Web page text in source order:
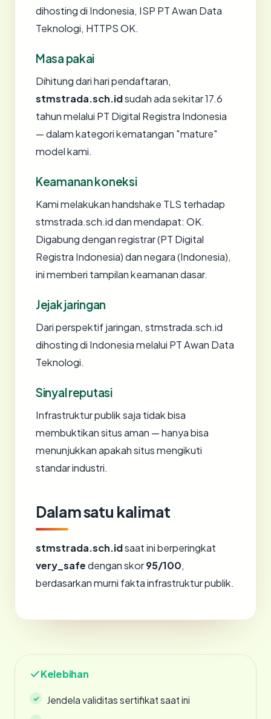
dihosting di Indonesia, ISP PT Awan Data
Teknologi, HTTPS OK.
Masa pakai
Dihitung dari hari pendaftaran,
stmstrada.sch.idsudah ada sekitar 17.6
tahun melalui PT Digital Registra Indonesia
— dalam kategori kematangan "mature"
model kami.
Keamanan koneksi
Kami melakukan handshake TLS terhadap
stmstrada.sch.id dan mendapat: OK.
Digabung dengan registrar (PT Digital
Registra Indonesia) dan negara (Indonesia),
ini memberi tampilan keamanan dasar.
Jejak jaringan
Dari perspektif jaringan, stmstrada.sch.id
dihosting di Indonesia melalui PT Awan Data
Teknologi.
Sinyal reputasi
Infrastruktur publik saja tidak bisa
membuktikan situs aman — hanya bisa
menunjukkan apakah situs mengikuti
standar industri.
Dalam satu kalimat
stmstrada.sch.idsaat ini berperingkat
very_safedengan skor95/100,
berdasarkan murni fakta infrastruktur publik.
Kelebihan
Jendela validitas sertifikat saat ini